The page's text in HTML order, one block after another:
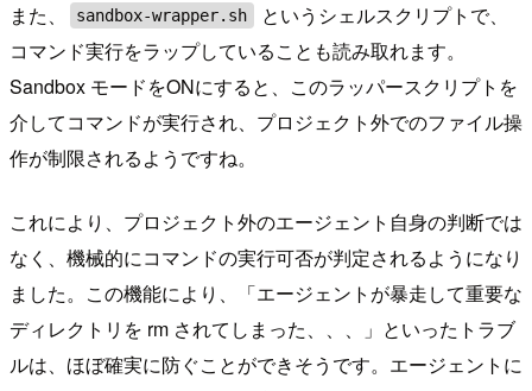
また、 sandbox-wrapper.sh
というシェルスクリプトで、
コマンド実行をラップしていることも読み取れます。
Sandbox モードをONにすると、このラッパースクリプトを
介してコマンドが実行され、プロジェクト外でのファイル操
作が制限されるようですね。
これにより、プロジェクト外のエージェント自身の判断では
なく、機械的にコマンドの実行可否が判定されるようになり
ました。この機能により、「エージェントが暴走して重要な
ディレクトリを rm されてしまった、、、」といったトラブ
ルは、ほぼ確実に防ぐことができそうです。エージェントに